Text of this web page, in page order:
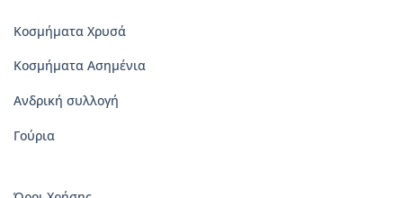
Κοσμήματα Χρυσά
Κοσμήματα Ασημένια
Ανδρική συλλογή
Γούρια